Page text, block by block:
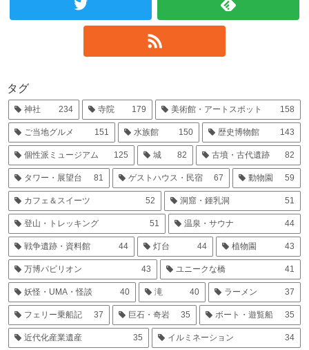
タグ
神社 234 寺院 179 美術館・アートスポット 158
ご当地グルメ 151 水族館 150 歴史博物館 143
個性派ミュージアム 125 城 82 古墳・古代遺跡 82
タワー・展望台 81 ゲストハウス・民宿 67 動物園 59
カフェ＆スイーツ 52 洞窟・鍾乳洞 51
登山・トレッキング 51 温泉・サウナ 44
戦争遺跡・資料館 44 灯台 44 植物園 43
万博パビリオン 43 ユニークな橋 41
妖怪・UMA・怪談 40 滝 40 ラーメン 37
フェリー乗船記 37 巨石・奇岩 35 ボート・遊覧船 35
近代化産業遺産 35 イルミネーション 34